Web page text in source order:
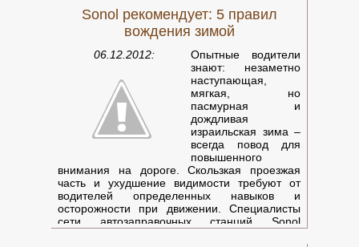
Пока ваш автомобиль заправляется, вы
быстро и без суеты можете найти все, что
Сегодня в магазинах на заправках Sonol
русскоязычным читателям предлагают
бестселлеры под эгидой проекта "Книги на ру
Sonol рекомендует: 5 правил
вождения зимой
06.12.2012:
Опытные водители
знают: незаметно
наступающая,
мягкая, но
пасмурная и
дождливая
израильская зима –
всегда повод для
повышенного
внимания на дороге. Скользкая проезжая
часть и ухудшение видимости требуют от
водителей определенных навыков и
осторожности при движении. Специалисты
сети автозаправочных станций Sonol